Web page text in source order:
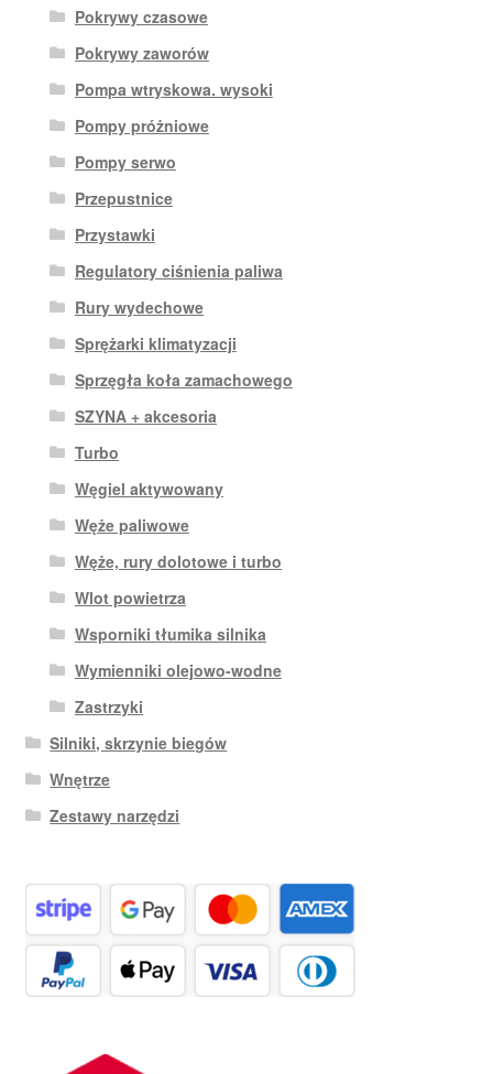
Pokrywy czasowe
Pokrywy zaworów
Pompa wtryskowa. wysoki
Pompy próżniowe
Pompy serwo
Przepustnice
Przystawki
Regulatory ciśnienia paliwa
Rury wydechowe
Sprężarki klimatyzacji
Sprzęgła koła zamachowego
SZYNA + akcesoria
Turbo
Węgiel aktywowany
Węże paliwowe
Węże, rury dolotowe i turbo
Wlot powietrza
Wsporniki tłumika silnika
Wymienniki olejowo-wodne
Zastrzyki
Silniki, skrzynie biegów
Wnętrze
Zestawy narzędzi